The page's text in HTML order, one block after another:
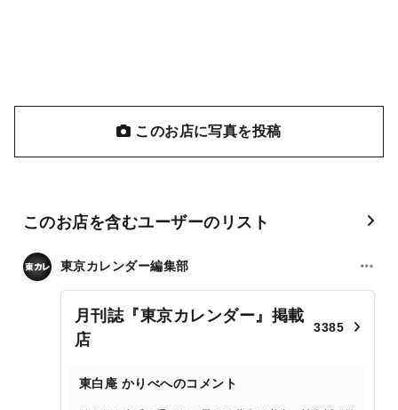
このお店に写真を投稿
このお店を含むユーザーのリスト
東京カレンダー編集部
月刊誌『東京カレンダー』掲載
店
3385
東白庵 かりべへのコメント